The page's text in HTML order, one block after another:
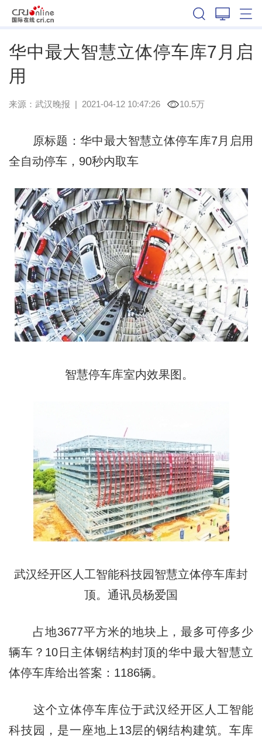
华中最大智慧立体停车库7月启
用
来源： 武汉晚报 | 2021-04-12 10:47:26 10.5万
原标题：华中最大智慧立体停车库7月启用
全自动停车，90秒内取车
智慧停车库室内效果图。
武汉经开区人工智能科技园智慧立体停车库封
顶。通讯员杨爱国
占地3677平方米的地块上，最多可停多少
辆车？10日主体钢结构封顶的华中最大智慧立
体停车库给出答案：1186辆。
这个立体停车库位于武汉经开区人工智能
科技园，是一座地上13层的钢结构建筑。车库